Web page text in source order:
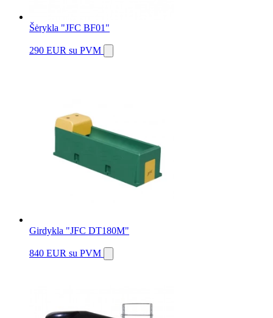
Šėrykla "JFC BF01"
290 EUR su PVM
Girdykla "JFC DT180M"
840 EUR su PVM